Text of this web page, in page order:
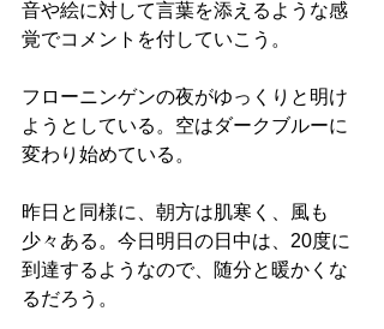
音や絵に対して言葉を添えるような感
覚でコメントを付していこう。
フローニンゲンの夜がゆっくりと明け
ようとしている。空はダークブルーに
変わり始めている。
昨日と同様に、朝方は肌寒く、風も
少々ある。今日明日の日中は、20度に
到達するようなので、随分と暖かくな
るだろう。